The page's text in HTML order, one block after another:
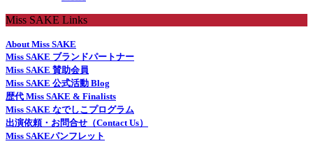
Miss SAKE Links
About Miss SAKE
Miss SAKE ブランドパートナー
Miss SAKE 賛助会員
Miss SAKE 公式活動 Blog
歴代 Miss SAKE & Finalists
Miss SAKE なでしこプログラム
出演依頼・お問合せ（Contact Us）
Miss SAKEパンフレット